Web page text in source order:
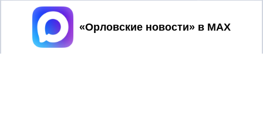
Принять